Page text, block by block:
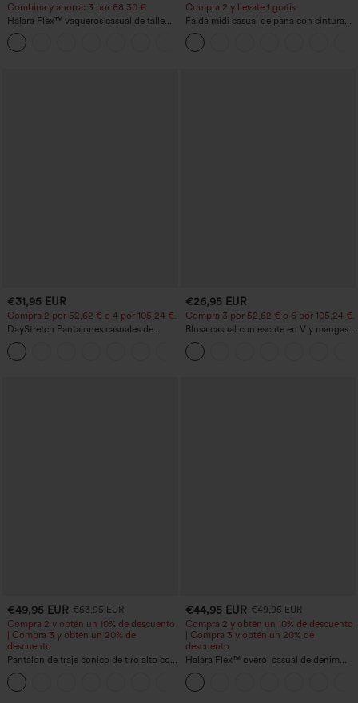
Combina y ahorra: 3 por 88,30 €
Halara Flex™ vaqueros casual de talle
alto con bolsillos, estilo baggy de pierna
ancha, efecto lavado
Compra 2 y llévate 1 gratis
Falda midi casual de pana con cintura
media y bolsillo lateral frontal con
solapa
€31,95 EUR
Compra 2 por 52,62 € o 4 por 105,24 €.
DayStretch Pantalones casuales de
cintura alta con pernera tipo barril y
bolsillos
€26,95 EUR
Compra 3 por 52,62 € o 6 por 105,24 €.
Blusa casual con escote en V y mangas
cortas abullonadas
€49,95 EUR €53,95 EUR
Compra 2 y obtén un 10% de descuento
| Compra 3 y obtén un 20% de
descuento
Pantalón de traje cónico de tiro alto con
bolsillos
€44,95 EUR €49,95 EUR
Compra 2 y obtén un 10% de descuento
| Compra 3 y obtén un 20% de
descuento
Halara Flex™ overol casual de denim
lavado con escote en V y bolsillos